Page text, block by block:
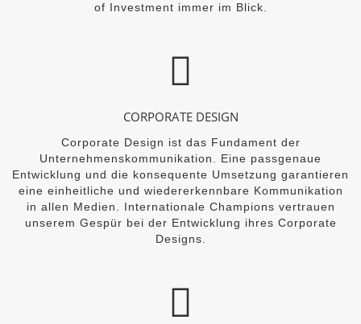
of Investment immer im Blick.
CORPORATE DESIGN
Corporate Design ist das Fundament der
Unternehmenskommunikation. Eine passgenaue
Entwicklung und die konsequente Umsetzung garantieren
eine einheitliche und wiedererkennbare Kommunikation
in allen Medien. Internationale Champions vertrauen
unserem Gespür bei der Entwicklung ihres Corporate
Designs.